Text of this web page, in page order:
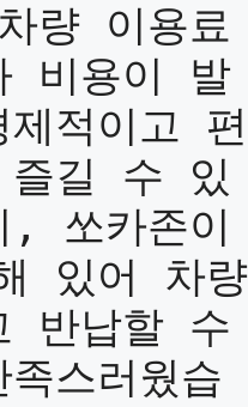
량 이용료
비용이 발
적이고 편
즐길 수 있
, 쏘카존이
있어 차량
반납할 수
스러웠습